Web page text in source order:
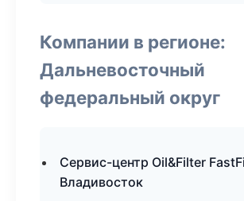
Компании в регионе:
Дальневосточный
федеральный округ
Сервис-центр Oil&Filter
Владивосток